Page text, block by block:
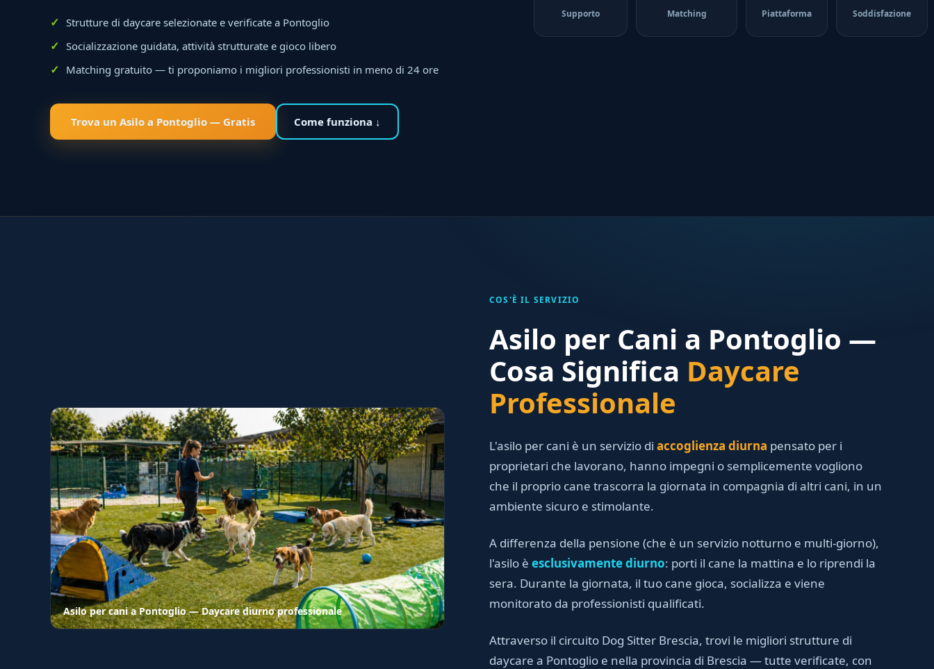
Strutture di daycare selezionate e verificate a Pontoglio
Socializzazione guidata, attività strutturate e gioco libero
Matching gratuito — ti proponiamo i migliori professionisti in meno di 24 ore
Trova un Asilo a Pontoglio — Gratis Come funziona ↓
Supporto Matching Piattaforma Soddisfazione
Asilo per cani a Pontoglio — Daycare diurno professionale
COS'È IL SERVIZIO
Asilo per Cani a Pontoglio —
Cosa Significa Daycare
Professionale
L'asilo per cani è un servizio di accoglienza diurna pensato per i
proprietari che lavorano, hanno impegni o semplicemente vogliono
che il proprio cane trascorra la giornata in compagnia di altri cani, in un
ambiente sicuro e stimolante.
A differenza della pensione (che è un servizio notturno e multi-giorno),
l'asilo è esclusivamente diurno: porti il cane la mattina e lo riprendi la
sera. Durante la giornata, il tuo cane gioca, socializza e viene
monitorato da professionisti qualificati.
Attraverso il circuito Dog Sitter Brescia, trovi le migliori strutture di
daycare a Pontoglio e nella provincia di Brescia — tutte verificate, con